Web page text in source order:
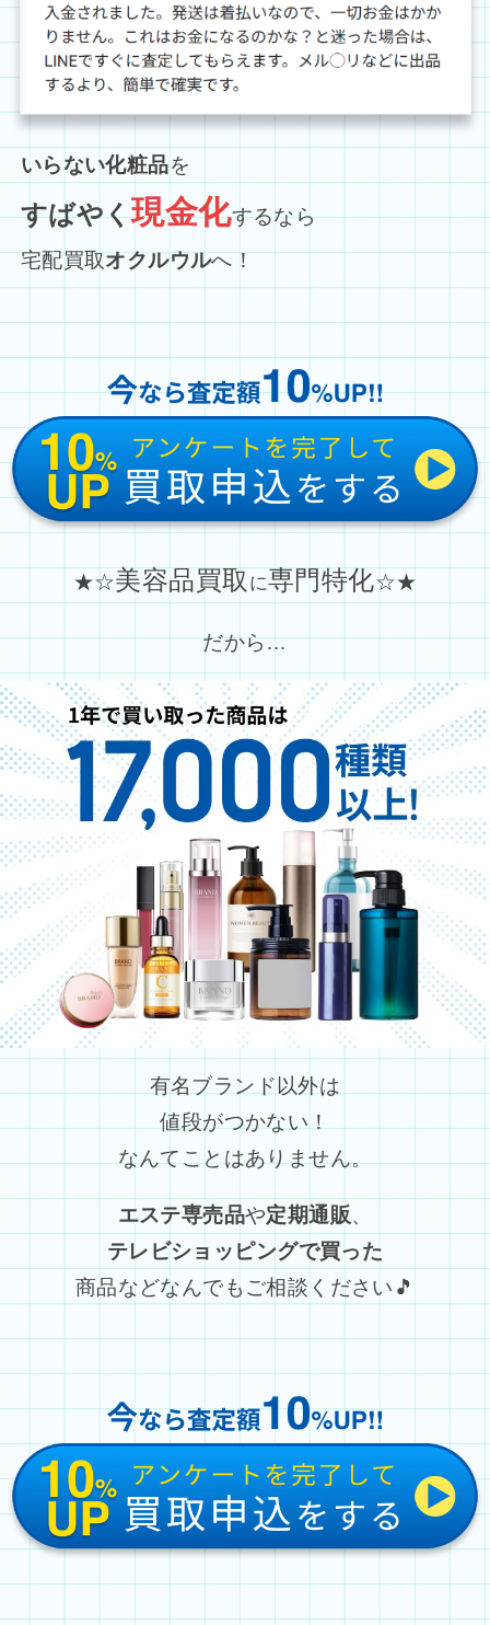
いらない化粧品を
すばやく現金化するなら
宅配買取オクルウルへ！
★☆美容品買取 に専門特化☆★
だから…
有名ブランド以外は
値段がつかない！
なんてことはありません。
エステ専売品や定期通販、
テレビショッピングで買った
商品などなんでもご相談ください🎵